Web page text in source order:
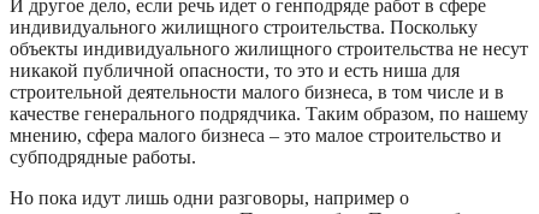
И другое дело, если речь идет о генподряде работ в сфере
индивидуального жилищного строительства. Поскольку
объекты индивидуального жилищного строительства не несут
никакой публичной опасности, то это и есть ниша для
строительной деятельности малого бизнеса, в том числе и в
качестве генерального подрядчика. Таким образом, по нашему
мнению, сфера малого бизнеса – это малое строительство и
субподрядные работы.
Но пока идут лишь одни разговоры, например о